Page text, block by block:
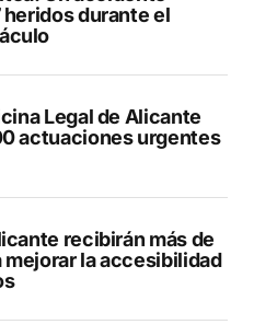
durante el
Legal de Alicante
actuaciones urgentes
recibirán más de
la accesibilidad